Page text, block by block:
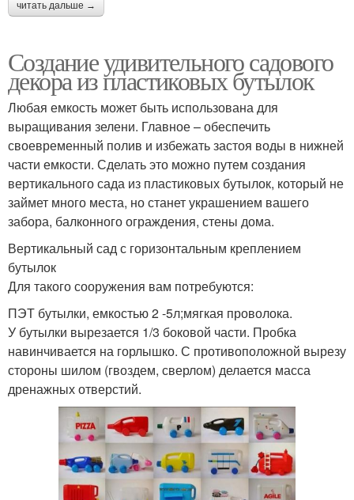
читать дальше →
Создание удивительного садового
декора из пластиковых бутылок
Любая емкость может быть использована для
выращивания зелени. Главное – обеспечить
своевременный полив и избежать застоя воды в нижней
части емкости. Сделать это можно путем создания
вертикального сада из пластиковых бутылок, который не
займет много места, но станет украшением вашего
забора, балконного ограждения, стены дома.
Вертикальный сад с горизонтальным креплением
бутылок
Для такого сооружения вам потребуются:
ПЭТ бутылки, емкостью 2 -5л;мягкая проволока.
У бутылки вырезается 1/3 боковой части. Пробка
навинчивается на горлышко. С противоположной вырезу
стороны шилом (гвоздем, сверлом) делается масса
дренажных отверстий.